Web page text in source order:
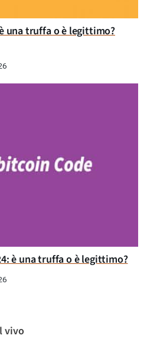
una truffa o è legittimo?
è una truffa o è legittimo?
vivo